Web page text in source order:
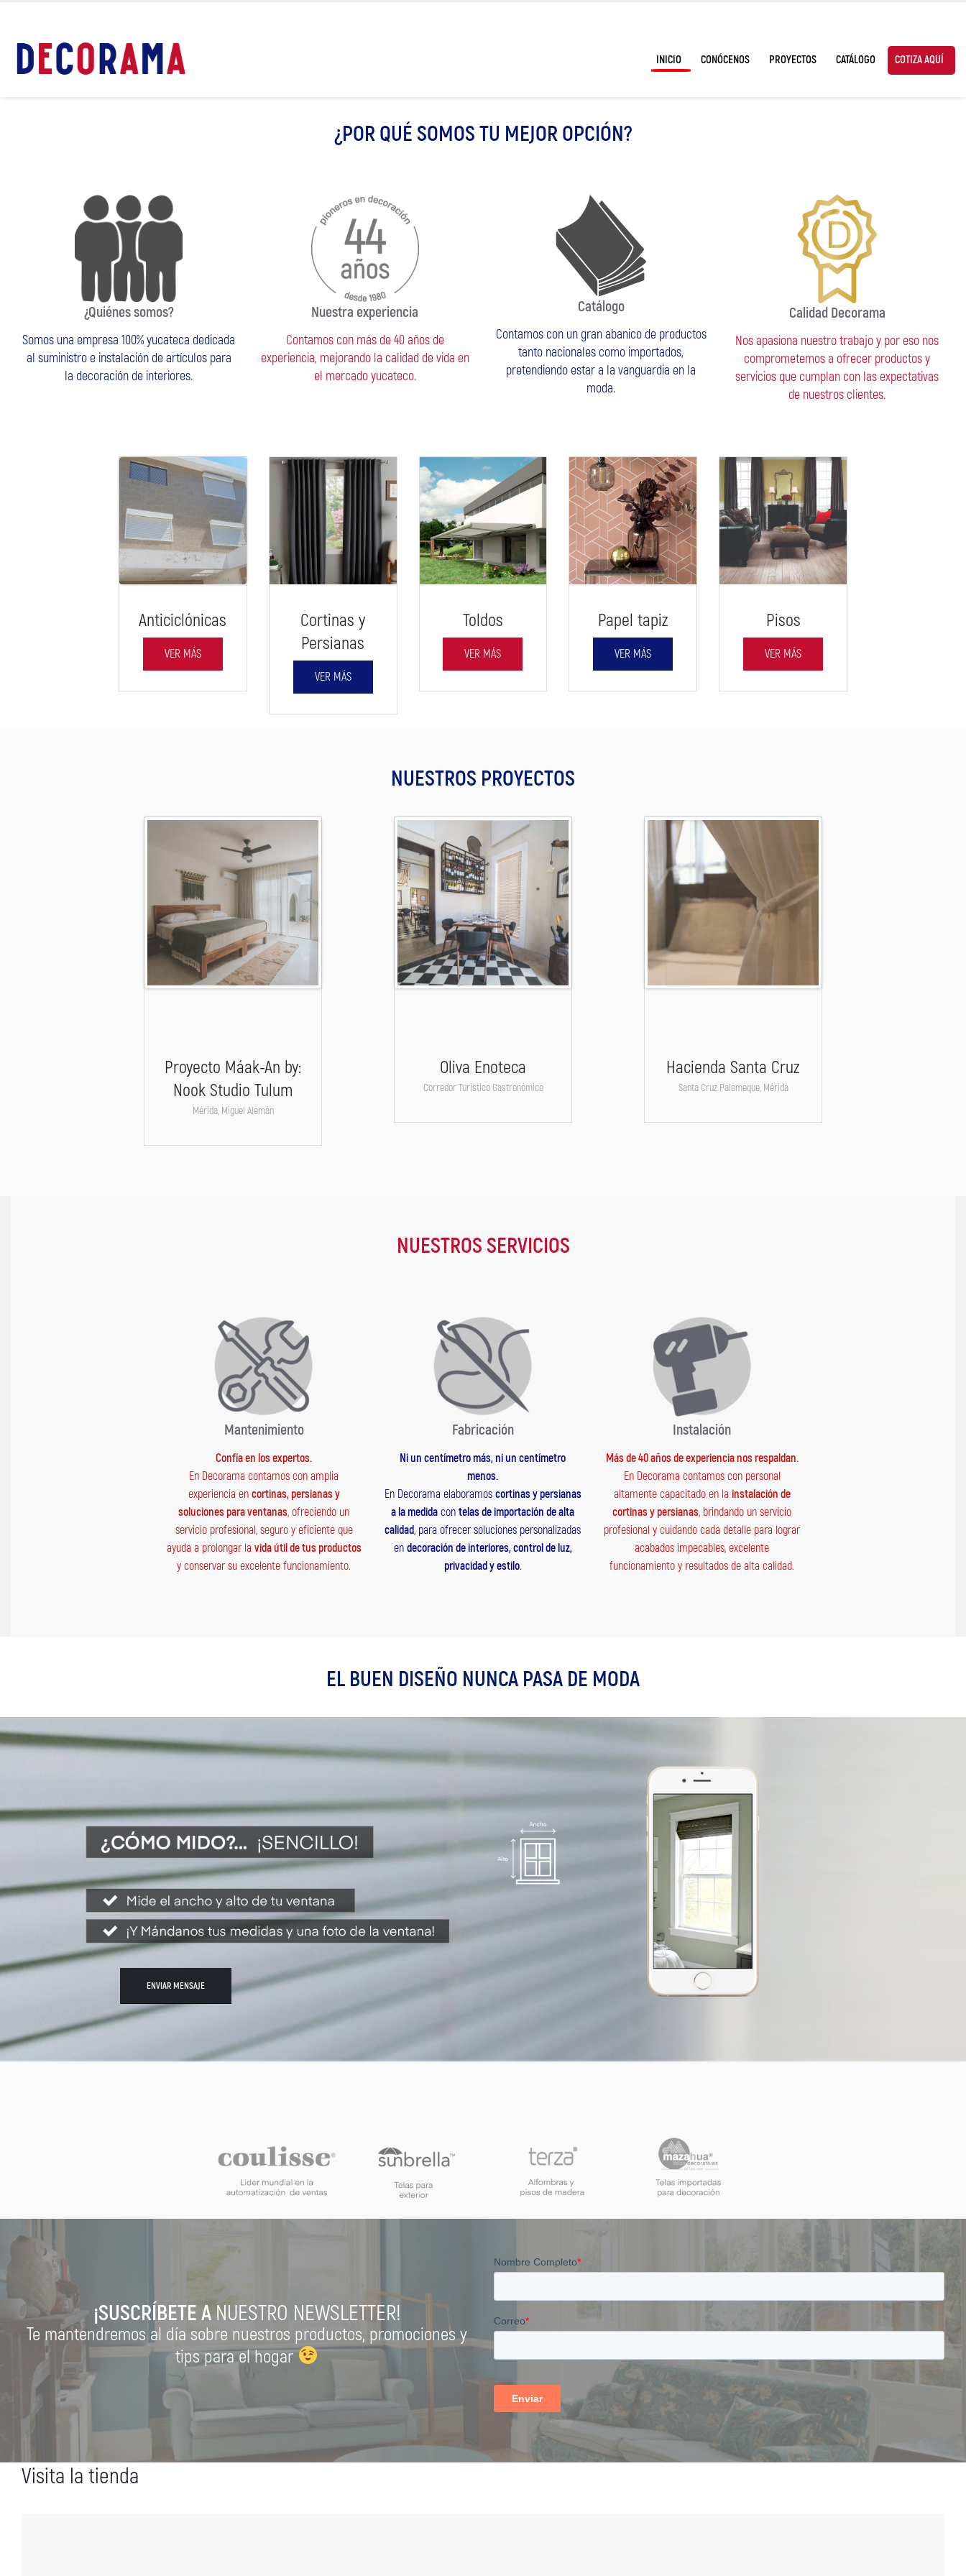
INICIO CONÓCENOS PROYECTOS CATÁLOGO COTIZA AQUÍ
¿POR QUÉ SOMOS TU MEJOR OPCIÓN?
¿Quiénes somos?
Somos una empresa 100% yucateca dedicada
al suministro e instalación de artículos para
la decoración de interiores.
Nuestra experiencia
Contamos con más de 40 años de
experiencia, mejorando la calidad de vida en
el mercado yucateco.
Catálogo
Contamos con un gran abanico de productos
tanto nacionales como importados,
pretendiendo estar a la vanguardia en la
moda.
Calidad Decorama
Nos apasiona nuestro trabajo y por eso nos
comprometemos a ofrecer productos y
servicios que cumplan con las expectativas
de nuestros clientes.
Anticiclónicas
VER MÁS
Cortinas y
Persianas
VER MÁS
Toldos
VER MÁS
Papel tapiz
VER MÁS
Pisos
VER MÁS
NUESTROS PROYECTOS
Proyecto Máak-An by:
Nook Studio Tulum
Mérida, Miguel Alemán
Oliva Enoteca
Corredor Turístico Gastronómico
Hacienda Santa Cruz
Santa Cruz Palomeque, Mérida
NUESTROS SERVICIOS
Mantenimiento
Confía en los expertos.
En Decorama contamos con amplia
experiencia en cortinas, persianas y
soluciones para ventanas, ofreciendo un
servicio profesional, seguro y eficiente que
ayuda a prolongar la vida útil de tus productos
y conservar su excelente funcionamiento.
Fabricación
Ni un centímetro más, ni un centímetro
menos.
En Decorama elaboramos cortinas y persianas
a la medida contelas de importación de alta
calidad, para ofrecer soluciones personalizadas
en decoración de interiores, control de luz,
privacidad y estilo.
Instalación
Más de 40 años de experiencia nos respaldan.
En Decorama contamos con personal
altamente capacitado en la instalación de
cortinas y persianas, brindando un servicio
profesional y cuidando cada detalle para lograr
acabados impecables, excelente
funcionamiento y resultados de alta calidad.
EL BUEN DISEÑO NUNCA PASA DE MODA
ENVIAR MENSAJE
¡SUSCRÍBETE ANUESTRO NEWSLETTER!
Te mantendremos al día sobre nuestros productos, promociones y
tips para el hogar
Visita la tienda